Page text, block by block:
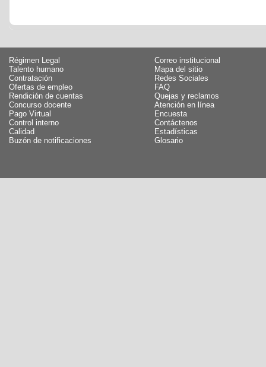
Régimen Legal
Talento humano
Contratación
Ofertas de empleo
Rendición de cuentas
Concurso docente
Pago Virtual
Control interno
Calidad
Buzón de notificaciones
Correo institucional
Mapa del sitio
Redes Sociales
FAQ
Quejas y reclamos
Atención en línea
Encuesta
Contáctenos
Estadísticas
Glosario